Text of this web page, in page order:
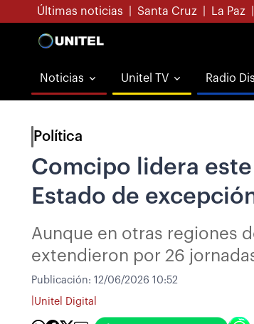
Últimas noticias Santa Cruz La Paz
Noticias Unitel TV Radio
Política
Comcipo lidera
Estado de
Aunque en otras regiones
extendieron por 26
Publicación: 12/06/2026 10:52
Unitel Digital